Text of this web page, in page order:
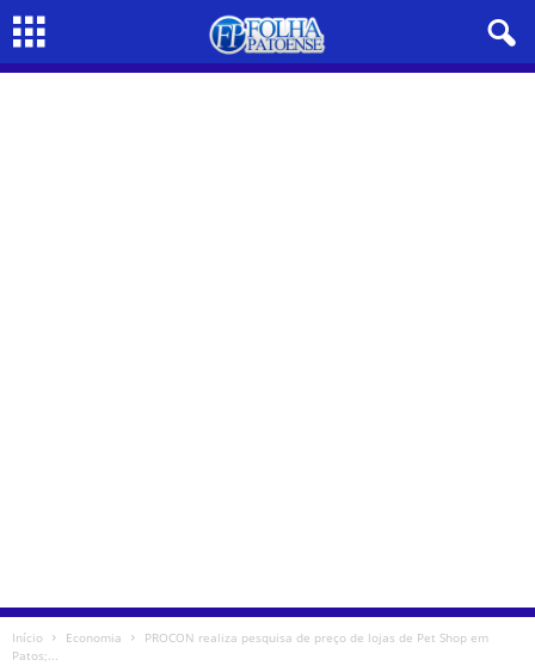
Início Economia
PROCON realiza pesquisa de preço de lojas de Pet Shop em
Patos;...